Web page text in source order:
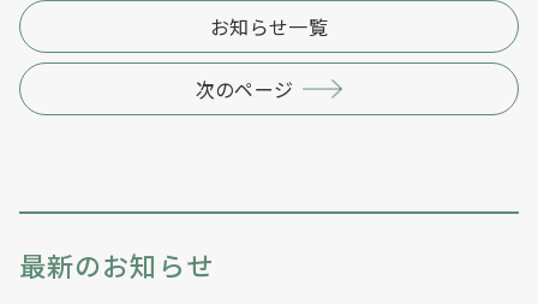
お知らせ一覧
次のページ
最新のお知らせ